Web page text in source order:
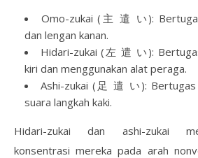
Omo-zukai (主 遣 い):
dan lengan kanan.
Hidari-zukai (左 遣 い):
kiri dan menggunakan alat peraga.
Ashi-zukai (足 遣 い):
suara langkah kaki.
Hidari-zukai dan ashi-zukai
konsentrasi mereka pada arah